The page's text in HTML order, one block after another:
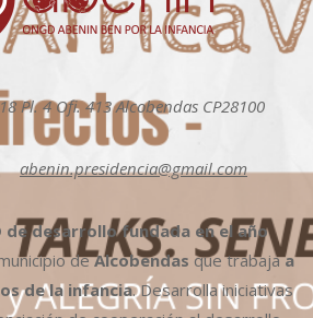
Pl. 4 Ofi. 413 Alcobendas CP28100
abenin.presidencia@gmail.com
de desarrollo fundada en el año
deAlcobendas que trabajaa
de la infancia. Desarrolla iniciativas